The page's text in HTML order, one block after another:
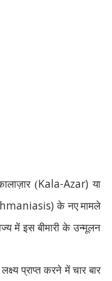
(Kala-Azar)या
के नए मामले
में इस बीमारी के उन्मूलन
प्राप्त करने में चार बार